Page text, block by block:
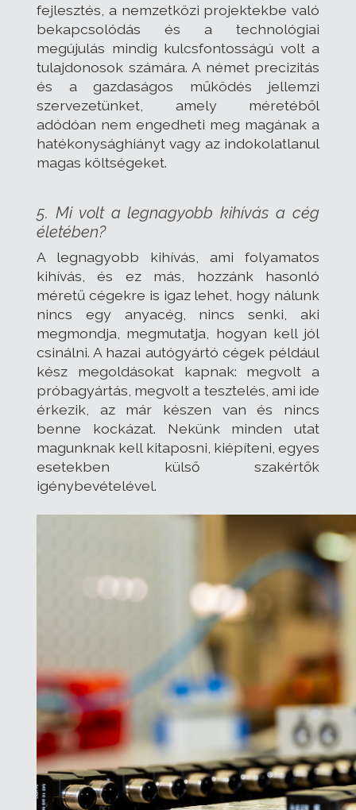
fejlesztés, a nemzetközi projektekbe való
bekapcsolódás és a technológiai
megújulás mindig kulcsfontosságú volt a
tulajdonosok számára. A német precizitás
és a gazdaságos működés jellemzi
szervezetünket, amely méretéből
adódóan nem engedheti meg magának a
hatékonysághiányt vagy az indokolatlanul
magas költségeket.
5. Mi volt a legnagyobb kihívás a cég
életében?
A legnagyobb kihívás, ami folyamatos
kihívás, és ez más, hozzánk hasonló
méretű cégekre is igaz lehet, hogy nálunk
nincs egy anyacég, nincs senki, aki
megmondja, megmutatja, hogyan kell jól
csinálni. A hazai autógyártó cégek például
kész megoldásokat kapnak: megvolt a
próbagyártás, megvolt a tesztelés, ami ide
érkezik, az már készen van és nincs
benne kockázat. Nekünk minden utat
magunknak kell kitaposni, kiépíteni, egyes
esetekben külső szakértők
igénybevételével.